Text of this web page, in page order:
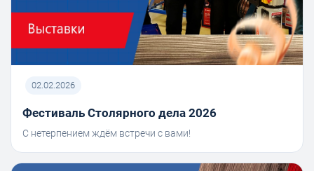
02.02.2026
Фестиваль Столярного дела 2026
С нетерпением ждём встречи с вами!